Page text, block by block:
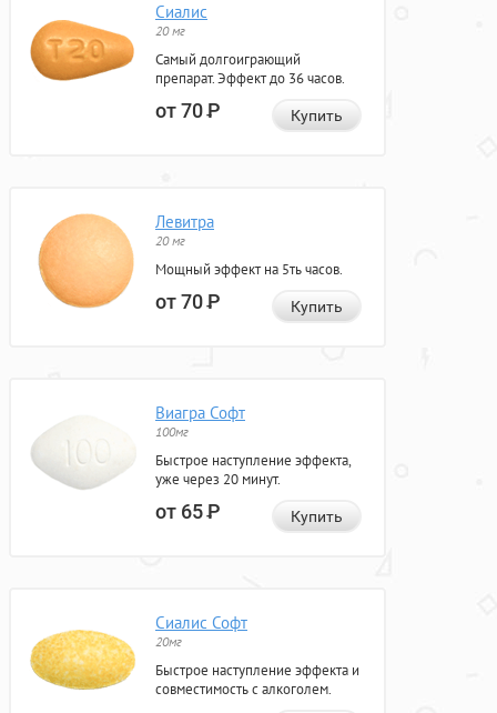
Сиалис
20 мг
Самый долгоиграющий
препарат. Эффект до 36 часов.
от 70Р Купить
Левитра
20 мг
Мощный эффект на 5ть часов.
от 70Р Купить
Виагра Софт
100мг
Быстрое наступление эффекта,
уже через 20 минут.
от 65Р Купить
Сиалис Софт
20мг
Быстрое наступление эффекта и
совместимость с алкоголем.